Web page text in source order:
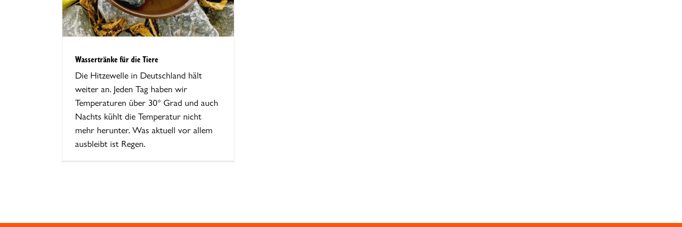
Wassertränke für die Tiere
Die Hitzewelle in Deutschland hält
weiter an. Jeden Tag haben wir
Temperaturen über 30° Grad und auch
Nachts kühlt die Temperatur nicht
mehr herunter. Was aktuell vor allem
ausbleibt ist Regen.